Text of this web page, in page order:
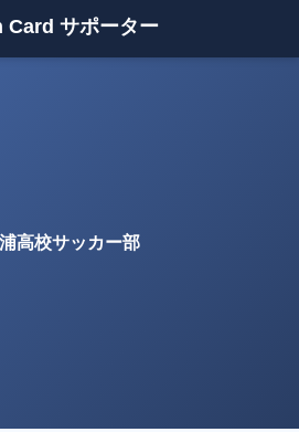
Card サポーター
高校サッカー部